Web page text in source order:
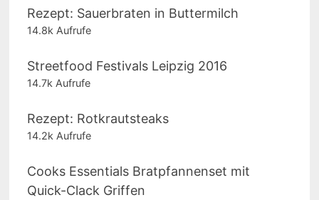
Rezept: Sauerbraten in Buttermilch
14.8k Aufrufe
Streetfood Festivals Leipzig 2016
14.7k Aufrufe
Rezept: Rotkrautsteaks
14.2k Aufrufe
Cooks Essentials Bratpfannenset mit
Quick-Clack Griffen